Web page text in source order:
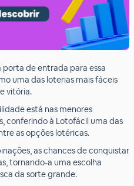
de entrada para essa
uma das loterias mais fáceis
vitória.
está nas menores
conferindo à Lotofácil uma das
as opções lotéricas.
as chances de conquistar
tornando-a uma escolha
da sorte grande.